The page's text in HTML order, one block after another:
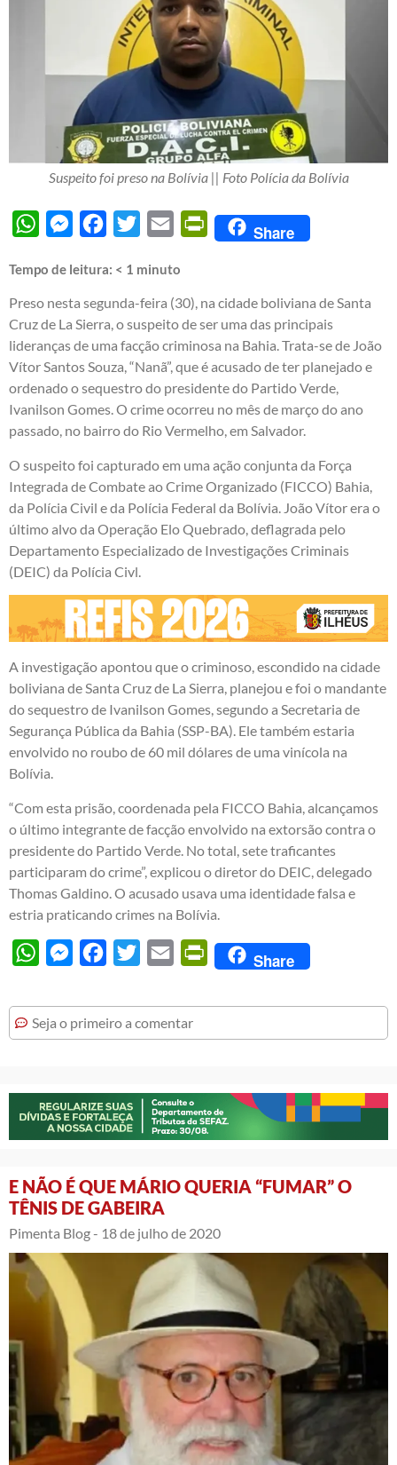
Suspeito foi preso na Bolívia || Foto Polícia da Bolívia
WhatsAppMessengerFacebook
Twitter Email PrintFriendly
Share
Tempo de leitura: < 1 minuto
Preso nesta segunda-feira (30), na cidade boliviana de Santa
Cruz de La Sierra, o suspeito de ser uma das principais
lideranças de uma facção criminosa na Bahia. Trata-se de João
Vítor Santos Souza, “Nanã”, que é acusado de ter planejado e
ordenado o sequestro do presidente do Partido Verde,
Ivanilson Gomes. O crime ocorreu no mês de março do ano
passado, no bairro do Rio Vermelho, em Salvador.
O suspeito foi capturado em uma ação conjunta da Força
Integrada de Combate ao Crime Organizado (FICCO) Bahia,
da Polícia Civil e da Polícia Federal da Bolívia. João Vítor era o
último alvo da Operação Elo Quebrado, deflagrada pelo
Departamento Especializado de Investigações Criminais
(DEIC) da Polícia Civl.
A investigação apontou que o criminoso, escondido na cidade
boliviana de Santa Cruz de La Sierra, planejou e foi o mandante
do sequestro de Ivanilson Gomes, segundo a Secretaria de
Segurança Pública da Bahia (SSP-BA). Ele também estaria
envolvido no roubo de 60 mil dólares de uma vinícola na
Bolívia.
“Com esta prisão, coordenada pela FICCO Bahia, alcançamos
o último integrante de facção envolvido na extorsão contra o
presidente do Partido Verde. No total, sete traficantes
participaram do crime”, explicou o diretor do DEIC, delegado
Thomas Galdino. O acusado usava uma identidade falsa e
estria praticando crimes na Bolívia.
WhatsAppMessengerFacebook
Twitter Email PrintFriendly
Share
Seja o primeiro a comentar
E NÃO É QUE MÁRIO QUERIA “FUMAR” O
TÊNIS DE GABEIRA
Pimenta Blog - 18 de julho de 2020